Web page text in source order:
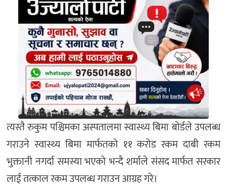
त्यस्तै रुकुम पश्चिमका अस्पतालमा स्वास्थ्य बिमा बोर्डले उपलब्ध
गराउने स्वास्थ्य बिमा मार्फतको ११ करोड रकम दाबी रकम
भुक्तानी नगर्दा समस्या भएको भन्दै शर्माले संसद मार्फत सरकार
लाई तत्काल रकम उपलब्ध गराउन आग्रह गरे।